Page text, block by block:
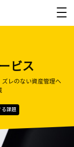
ビス
レのない資産管理へ
る課題